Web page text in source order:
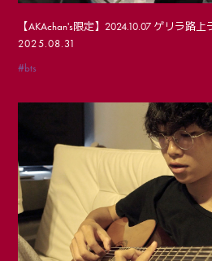
【AKAchan's限定】2024.10.07 ゲリラ路
2025.08.31
#bts